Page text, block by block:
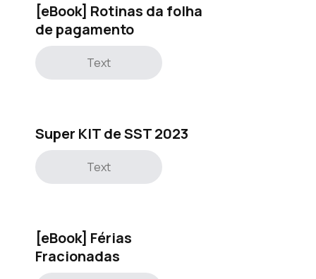
[eBook] Rotinas da folha
de pagamento
Text
Super KIT de SST 2023
Text
[eBook] Férias
Fracionadas